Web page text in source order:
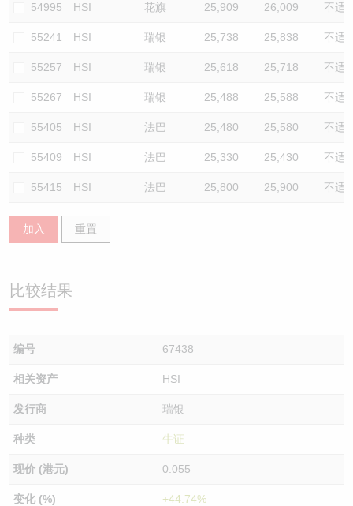
54995 HSI 花旗 25,909 26,009 不适
55241 HSI 瑞银 25,738 25,838 不适
55257 HSI 瑞银 25,618 25,718 不适
55267 HSI 瑞银 25,488 25,588 不适
55405 HSI 法巴 25,480 25,580 不适
55409 HSI 法巴 25,330 25,430 不适
55415 HSI 法巴 25,800 25,900 不适
加入 重置
比较结果
编号 67438
相关资产 HSI
发行商 瑞银
种类 牛证
现价 (港元) 0.055
变化 (%) +44.74%